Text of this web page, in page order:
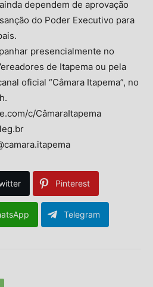
dependem de aprovação
do Poder Executivo para
presencialmente no
de Itapema ou pela
oficial “Câmara Itapema”, no
c/CâmaraItapema
Pinterest
Telegram